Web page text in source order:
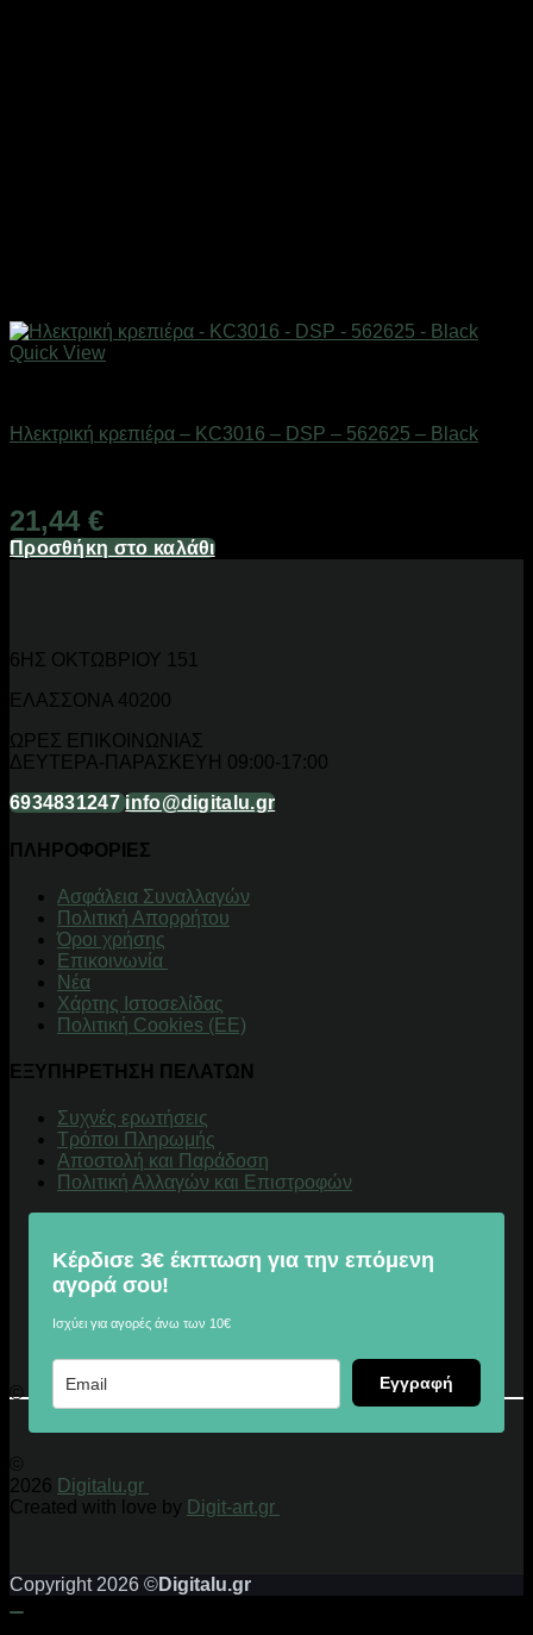
Quick View
Ηλεκτρική κρεπιέρα – KC3016 – DSP – 562625 – Black
21,44 €
Προσθήκη στο καλάθι
6ΗΣ ΟΚΤΩΒΡΙΟΥ 151
ΕΛΑΣΣΟΝΑ 40200
ΩΡΕΣ ΕΠΙΚΟΙΝΩΝΙΑΣ
ΔΕΥΤΕΡΑ-ΠΑΡΑΣΚΕΥΗ 09:00-17:00
6934831247 info@digitalu.gr
ΠΛΗΡΟΦΟΡΙΕΣ
Aσφάλεια Συναλλαγών
Πολιτική Απορρήτου
Όροι χρήσης
Επικοινωνία
Νέα
Χάρτης Ιστοσελίδας
Πολιτική Cookies (ΕΕ)
ΕΞΥΠΗΡΕΤΗΣΗ ΠΕΛΑΤΩΝ
Συχνές ερωτήσεις
Τρόποι Πληρωμής
Αποστολή και Παράδοση
Πολιτική Αλλαγών και Επιστροφών
Κέρδισε 3€ έκπτωση για την επόμενη
αγορά σου!
Ισχύει για αγορές άνω των 10€
Εγγραφή
© 2026 Digitalu.gr
©
2026 Digitalu.gr
Created with love by Digit-art.gr
Copyright 2026 ©Digitalu.gr